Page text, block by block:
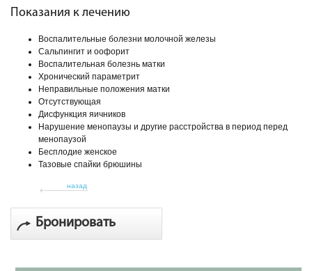
Показания к лечению
Воспалительные болезни молочной железы
Сальпингит и оофорит
Воспалительная болезнь матки
Хронический параметрит
Неправильные положения матки
Отсутствующая
Дисфункция яичников
Нарушение менопаузы и другие расстройства в период перед
менопаузой
Бесплодие женское
Тазовые спайки брюшины
назад
Бронировать